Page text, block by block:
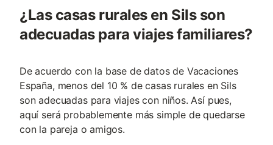
¿Las casas rurales en Sils son
adecuadas para viajes familiares?
De acuerdo con la base de datos de Vacaciones
España, menos del 10 % de casas rurales en Sils
son adecuadas para viajes con niños. Así pues,
aquí será probablemente más simple de quedarse
con la pareja o amigos.